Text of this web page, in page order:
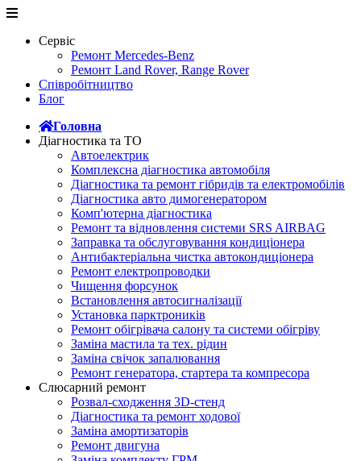
Сервіс
Ремонт Mercedes-Benz
Ремонт Land Rover, Range Rover
Співробітництво
Блог
Головна
Діагностика та ТО
Автоелектрик
Комплексна діагностика автомобіля
Діагностика та ремонт гібридів та електромобілів
Діагностика авто димогенератором
Комп'ютерна діагностика
Ремонт та відновлення системи SRS AIRBAG
Заправка та обслуговування кондиціонера
Антибактеріальна чистка автокондиціонера
Ремонт електропроводки
Чищення форсунок
Встановлення автосигналізації
Установка парктроників
Ремонт обігрівача салону та системи обігріву
Заміна мастила та тех. рідин
Заміна свічок запалювання
Ремонт генератора, стартера та компресора
Слюсарний ремонт
Розвал-сходження 3D-стенд
Діагностика та ремонт ходової
Заміна амортизаторів
Ремонт двигуна